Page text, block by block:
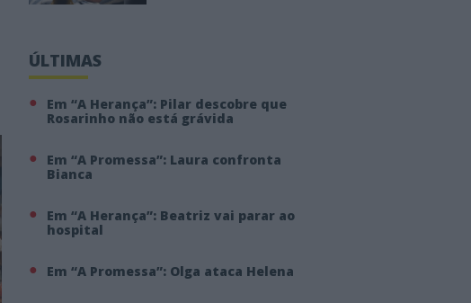
ÚLTIMAS
Em “A Herança”: Pilar descobre que
Rosarinho não está grávida
Em “A Promessa”: Laura confronta
Bianca
Em “A Herança”: Beatriz vai parar ao
hospital
Em “A Promessa”: Olga ataca Helena